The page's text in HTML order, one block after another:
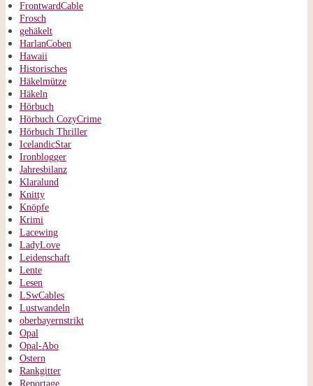
FrontwardCable
Frosch
gehäkelt
HarlanCoben
Hawaii
Historisches
Häkelmütze
Häkeln
Hörbuch
Hörbuch CozyCrime
Hörbuch Thriller
IcelandicStar
Ironblogger
Jahresbilanz
Klaralund
Knitty
Knöpfe
Krimi
Lacewing
LadyLove
Leidenschaft
Lente
Lesen
LSwCables
Lustwandeln
oberbayernstrikt
Opal
Opal-Abo
Ostern
Rankgitter
Reportage